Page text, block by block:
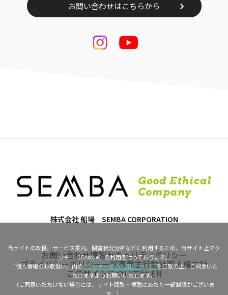
当サイトの改良、サービス案内、閲覧状況分析などに利用するため、当サイト上でク
ッキー（Cookie）の利用を行っております。
「個人情報のお取扱い」内の“クッキー等の利用について”をご覧の上、ご同意いた
だけますようお願いいたします。
（ご同意いただけない場合には、サイト閲覧・視聴にあたり一部制限がございま
お問い合わせはこちらから
株式会社 船場 SEMBA CORPORATION
お問い合わせ情報セキュリティポリシー
プライバシーポリシー一般事業主行動計画人権方針
このサイトについて EN